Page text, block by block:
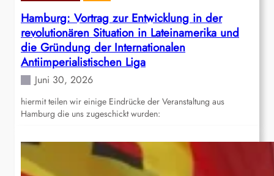
Hamburg: Vortrag zur Entwicklung in der
revolutionären Situation in Lateinamerika und
die Gründung der Internationalen
Antiimperialistischen Liga
Juni 30, 2026
hiermit teilen wir einige Eindrücke der Veranstaltung aus
Hamburg die uns zugeschickt wurden: